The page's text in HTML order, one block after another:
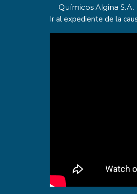
Químicos Algina S.A.
Ir al expediente de la